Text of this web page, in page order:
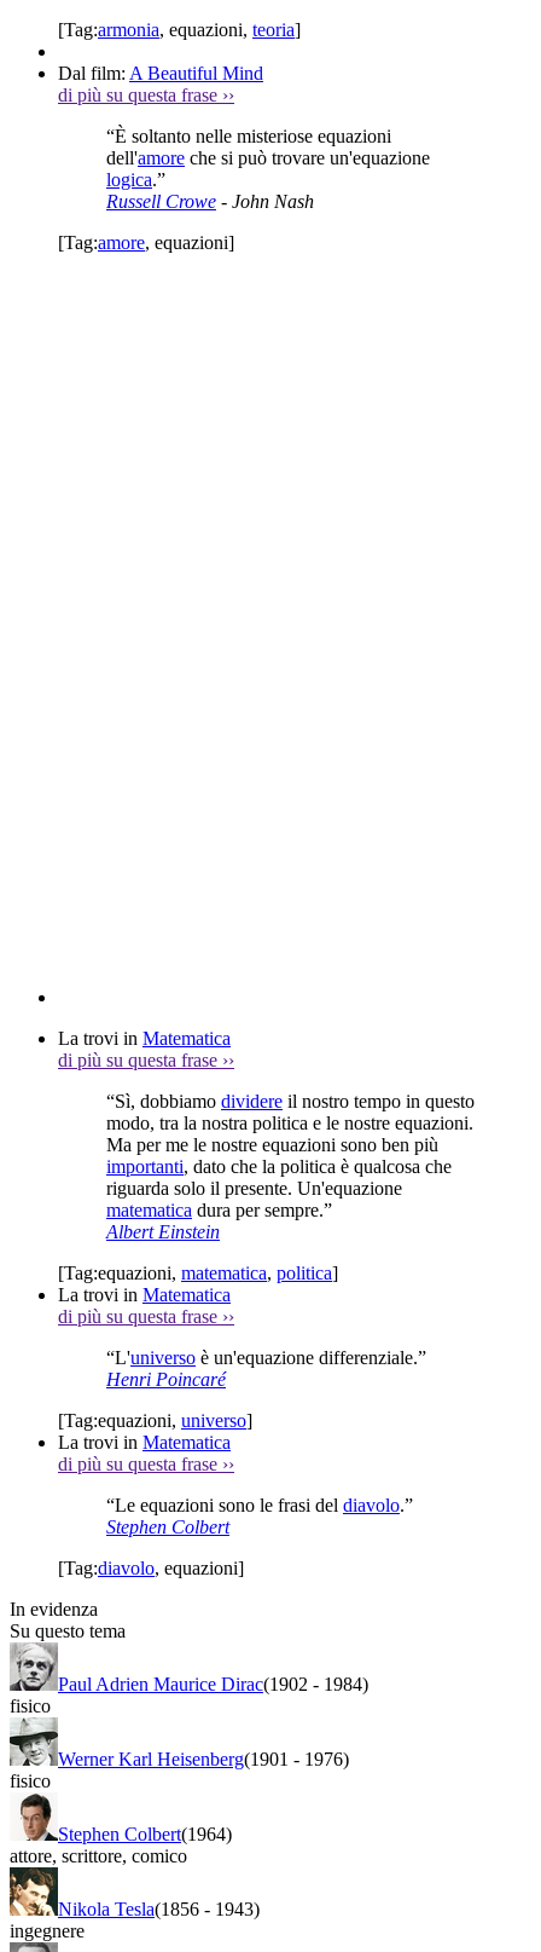
[Tag:armonia, equazioni, teoria]
Dal film: A Beautiful Mind
di più su questa frase ››
“È soltanto nelle misteriose equazioni
dell'amore che si può trovare un'equazione
logica.”
Russell Crowe - John Nash
[Tag:amore, equazioni]
La trovi in Matematica
di più su questa frase ››
“Sì, dobbiamo dividere il nostro tempo in questo
modo, tra la nostra politica e le nostre equazioni.
Ma per me le nostre equazioni sono ben più
importanti, dato che la politica è qualcosa che
riguarda solo il presente. Un'equazione
matematica dura per sempre.”
Albert Einstein
[Tag:equazioni, matematica, politica]
La trovi in Matematica
di più su questa frase ››
“L'universo è un'equazione differenziale.”
Henri Poincaré
[Tag:equazioni, universo]
La trovi in Matematica
di più su questa frase ››
“Le equazioni sono le frasi del diavolo.”
Stephen Colbert
[Tag:diavolo, equazioni]
In evidenza
Su questo tema
Paul Adrien Maurice Dirac(1902 - 1984)
fisico
Werner Karl Heisenberg(1901 - 1976)
fisico
Stephen Colbert(1964)
attore, scrittore, comico
Nikola Tesla(1856 - 1943)
ingegnere